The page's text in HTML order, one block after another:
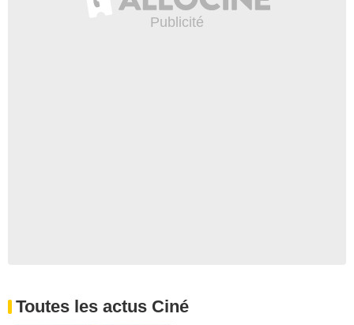
Toutes les actus Ciné